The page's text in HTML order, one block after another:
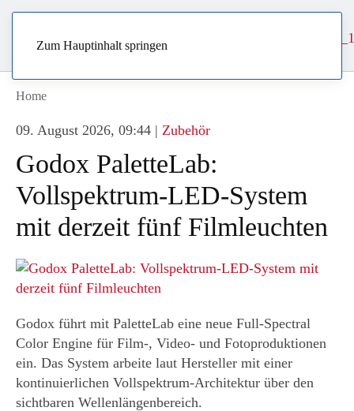
Zum Hauptinhalt springen
Home
09. August 2026, 09:44 | Zubehör
Godox PaletteLab:
Vollspektrum-LED-System
mit derzeit fünf Filmleuchten
Godox führt mit PaletteLab eine neue Full-Spectral
Color Engine für Film-, Video- und Fotoproduktionen
ein. Das System arbeite laut Hersteller mit einer
kontinuierlichen Vollspektrum-Architektur über den
sichtbaren Wellenlängenbereich.